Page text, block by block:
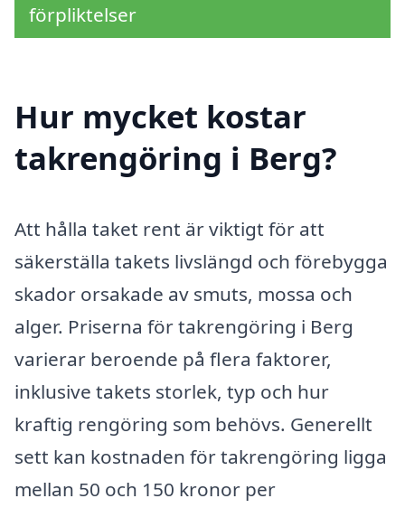
förpliktelser
Hur mycket kostar
takrengöring i Berg?
Att hålla taket rent är viktigt för att
säkerställa takets livslängd och förebygga
skador orsakade av smuts, mossa och
alger. Priserna för takrengöring i Berg
varierar beroende på flera faktorer,
inklusive takets storlek, typ och hur
kraftig rengöring som behövs. Generellt
sett kan kostnaden för takrengöring ligga
mellan 50 och 150 kronor per